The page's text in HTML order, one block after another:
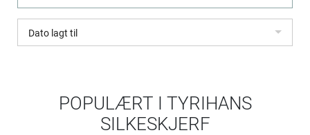
Dato lagt til
POPULÆRT I TYRIHANS
SILKESKJERF